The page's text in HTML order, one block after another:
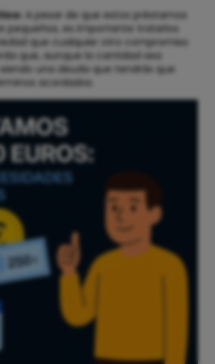
A pesar de que estos préstamos
pequeños, es importante tratarlos
que cualquier otro compromiso
que, aunque la cantidad sea
siendo una deuda que tendrás que
acordados.